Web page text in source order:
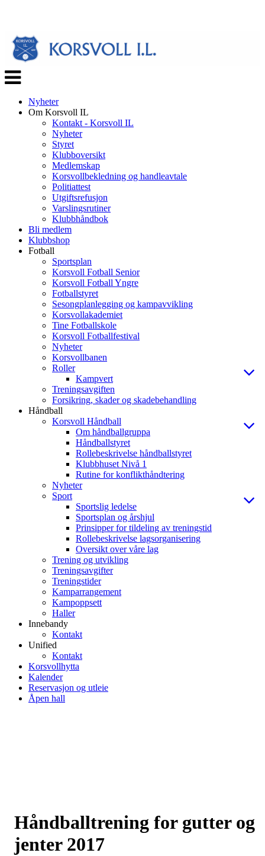
Veksle
navigasjon
Nyheter
Om Korsvoll IL
Kontakt - Korsvoll IL
Nyheter
Styret
Klubboversikt
Medlemskap
Korsvollbekledning og handleavtale
Politiattest
Utgiftsrefusjon
Varslingsrutiner
Klubbhåndbok
Bli medlem
Klubbshop
Fotball
Sportsplan
Korsvoll Fotball Senior
Korsvoll Fotball Yngre
Fotballstyret
Sesongplanlegging og kampavvikling
Korsvollakademiet
Tine Fotballskole
Korsvoll Fotballfestival
Nyheter
Korsvollbanen
Roller
Kampvert
Treningsavgiften
Forsikring, skader og skadebehandling
Håndball
Korsvoll Håndball
Om håndballgruppa
Håndballstyret
Rollebeskrivelse håndballstyret
Klubbhuset Nivå 1
Rutine for konflikthåndtering
Nyheter
Sport
Sportslig ledelse
Sportsplan og årshjul
Prinsipper for tildeling av treningstid
Rollebeskrivelse lagsorganisering
Oversikt over våre lag
Trening og utvikling
Treningsavgifter
Treningstider
Kamparrangement
Kampoppsett
Haller
Innebandy
Kontakt
Unified
Kontakt
Korsvollhytta
Kalender
Reservasjon og utleie
Åpen hall
Håndballtrening for gutter og
jenter 2017